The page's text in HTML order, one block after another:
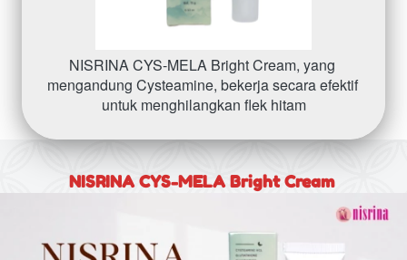
NISRINA CYS-MELA Bright Cream, yang
mengandung Cysteamine, bekerja secara efektif
untuk menghilangkan flek hitam
NISRINA CYS-MELA Bright Cream